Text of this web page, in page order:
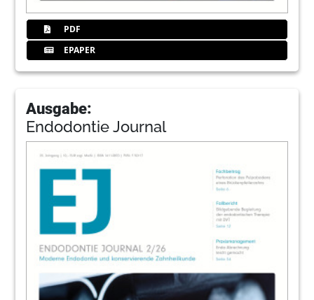
PDF
EPAPER
Ausgabe:
Endodontie Journal